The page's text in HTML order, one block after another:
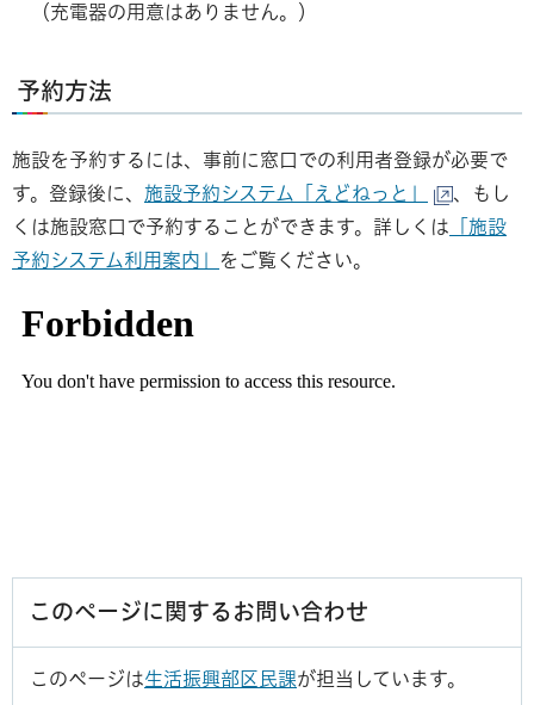
（充電器の用意はありません。）
予約方法
施設を予約するには、事前に窓口での利用者登録が必要で
す。登録後に、 施設予約システム「えどねっと」
、もし
くは施設窓口で予約することができます。詳しくは 「施設
予約システム利用案内」
をご覧ください。
このページに関するお問い合わせ
このページは生活振興部区民課が担当しています。